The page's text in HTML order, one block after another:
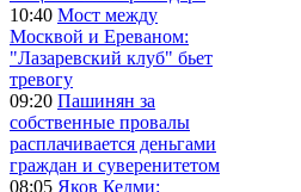
10:40 Мост между
Москвой и Ереваном:
"Лазаревский клуб" бьет
тревогу
09:20 Пашинян за
собственные провалы
расплачивается деньгами
граждан и суверенитетом
08:05 Яков Кедми: